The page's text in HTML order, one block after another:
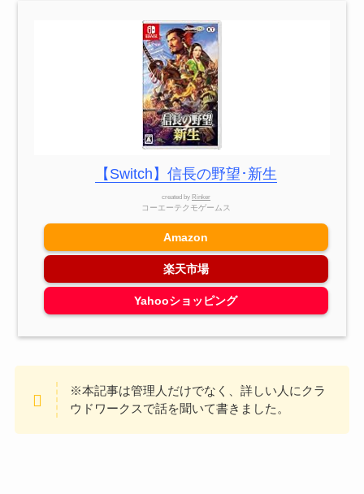
【Switch】信長の野望･新生
created by Rinker
コーエーテクモゲームス
Amazon
楽天市場
Yahooショッピング
※本記事は管理人だけでなく、詳しい人にクラ
ウドワークスで話を聞いて書きました。